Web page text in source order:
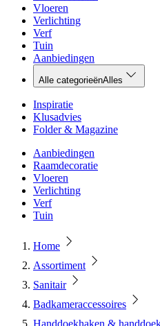
Vloeren
Verlichting
Verf
Tuin
Aanbiedingen
Alle categorieënAlles
Inspiratie
Klusadvies
Folder & Magazine
Aanbiedingen
Raamdecoratie
Vloeren
Verlichting
Verf
Tuin
Home
Assortiment
Sanitair
Badkameraccessoires
Handdoekhaken &